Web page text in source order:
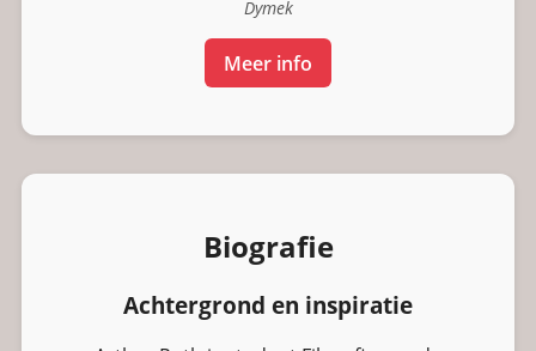
Dymek
Meer info
Biografie
Achtergrond en inspiratie